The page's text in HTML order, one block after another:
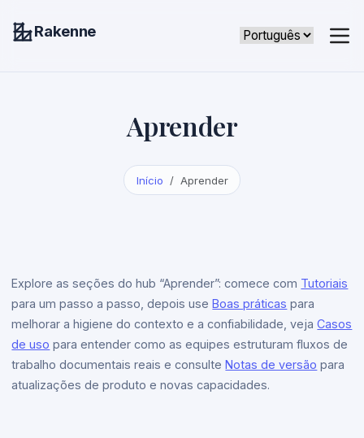
Rakenne
Aprender
Início Aprender
Explore as seções do hub “Aprender”: comece com Tutoriais
para um passo a passo, depois useBoas práticas para
melhorar a higiene do contexto e a confiabilidade, vejaCasos
de uso para entender como as equipes estruturam fluxos de
trabalho documentais reais e consulteNotas de versão para
atualizações de produto e novas capacidades.